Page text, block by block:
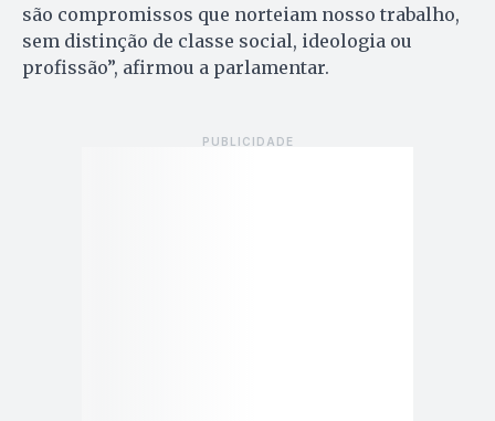
são compromissos que norteiam nosso trabalho,
sem distinção de classe social, ideologia ou
profissão”, afirmou a parlamentar.